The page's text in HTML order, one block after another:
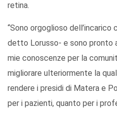
retina.
“Sono orgoglioso
detto Lorusso- e sono pronto
mie conoscenze per la
migliorare ulteriormente la
rendere i presidi di Matera e
per i pazienti, quanto per i